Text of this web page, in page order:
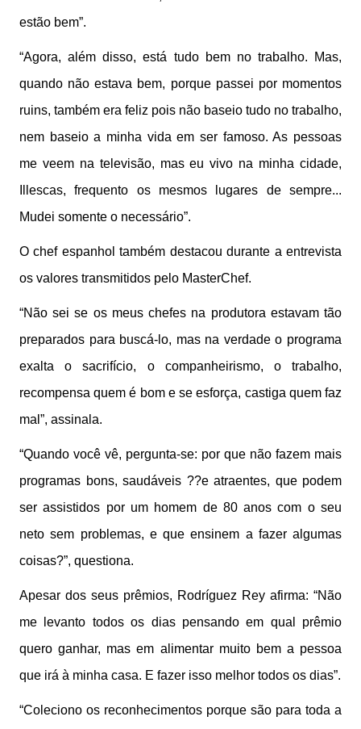
estão bem”.
“Agora, além disso, está tudo bem no trabalho. Mas,
quando não estava bem, porque passei por momentos
ruins, também era feliz pois não baseio tudo no trabalho,
nem baseio a minha vida em ser famoso. As pessoas
me veem na televisão, mas eu vivo na minha cidade,
Illescas, frequento os mesmos lugares de sempre...
Mudei somente o necessário”.
O chef espanhol também destacou durante a entrevista
os valores transmitidos pelo MasterChef.
“Não sei se os meus chefes na produtora estavam tão
preparados para buscá-lo, mas na verdade o programa
exalta o sacrifício, o companheirismo, o trabalho,
recompensa quem é bom e se esforça, castiga quem faz
mal”, assinala.
“Quando você vê, pergunta-se: por que não fazem mais
programas bons, saudáveis ??e atraentes, que podem
ser assistidos por um homem de 80 anos com o seu
neto sem problemas, e que ensinem a fazer algumas
coisas?”, questiona.
Apesar dos seus prêmios, Rodríguez Rey afirma: “Não
me levanto todos os dias pensando em qual prêmio
quero ganhar, mas em alimentar muito bem a pessoa
que irá à minha casa. E fazer isso melhor todos os dias”.
“Coleciono os reconhecimentos porque são para toda a